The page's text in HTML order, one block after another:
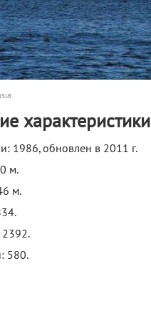
характеристики
1986, обновлен в 2011 г.
м.
м.
580.